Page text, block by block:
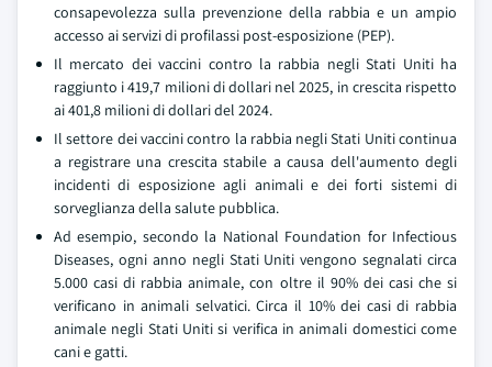
consapevolezza sulla prevenzione della rabbia e un ampio
accesso ai servizi di profilassi post-esposizione (PEP).
Il mercato dei vaccini contro la rabbia negli Stati Uniti ha
raggiunto i 419,7 milioni di dollari nel 2025, in crescita rispetto
ai 401,8 milioni di dollari del 2024.
Il settore dei vaccini contro la rabbia negli Stati Uniti continua
a registrare una crescita stabile a causa dell'aumento degli
incidenti di esposizione agli animali e dei forti sistemi di
sorveglianza della salute pubblica.
Ad esempio, secondo la National Foundation for Infectious
Diseases, ogni anno negli Stati Uniti vengono segnalati circa
5.000 casi di rabbia animale, con oltre il 90% dei casi che si
verificano in animali selvatici. Circa il 10% dei casi di rabbia
animale negli Stati Uniti si verifica in animali domestici come
cani e gatti.